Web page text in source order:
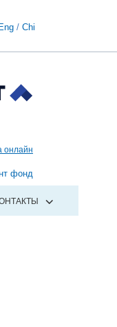
Eng / Chi
онлайн
фонд